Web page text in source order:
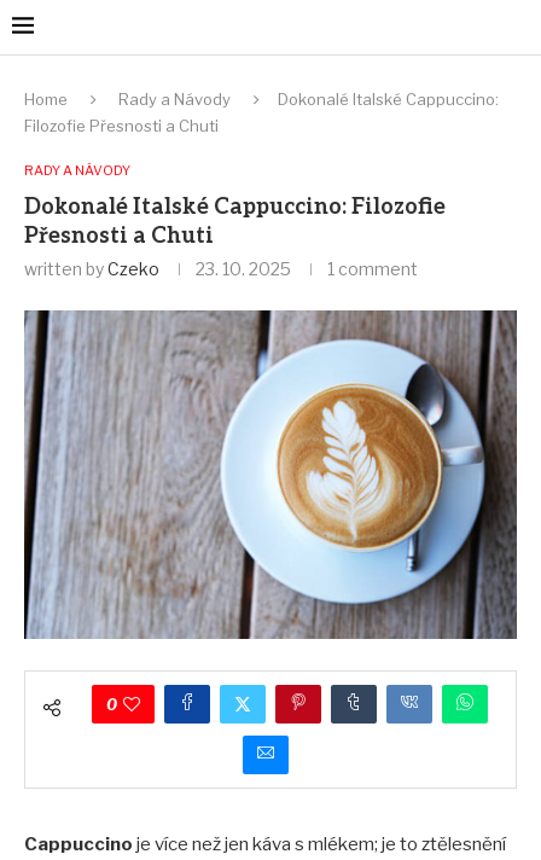
Home Rady a Návody
Dokonalé Italské Cappuccino:
Filozofie Přesnosti a Chuti
RADY A NÁVODY
Dokonalé Italské Cappuccino: Filozofie
Přesnosti a Chuti
written byCzeko 23. 10. 2025 1 comment
0
Cappuccino je více než jen káva s mlékem; je to ztělesnění